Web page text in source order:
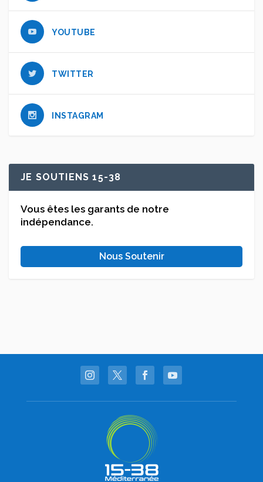
YOUTUBE
TWITTER
INSTAGRAM
JE SOUTIENS 15-38
Vous êtes les garants de notre
indépendance.
Nous Soutenir